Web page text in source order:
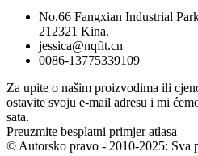
No.66 Fangxian Industrial
212321 Kina.
jessica@nqfit.cn
0086-13775339109
Za upite o našim proizvodima ili
ostavite svoju e-mail adresu i mi
sata.
Preuzmite besplatni primjer atlasa
© Autorsko pravo - 2010-2025: Sva